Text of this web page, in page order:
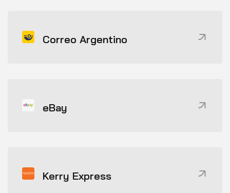
Correo Argentino
eBay
Kerry Express